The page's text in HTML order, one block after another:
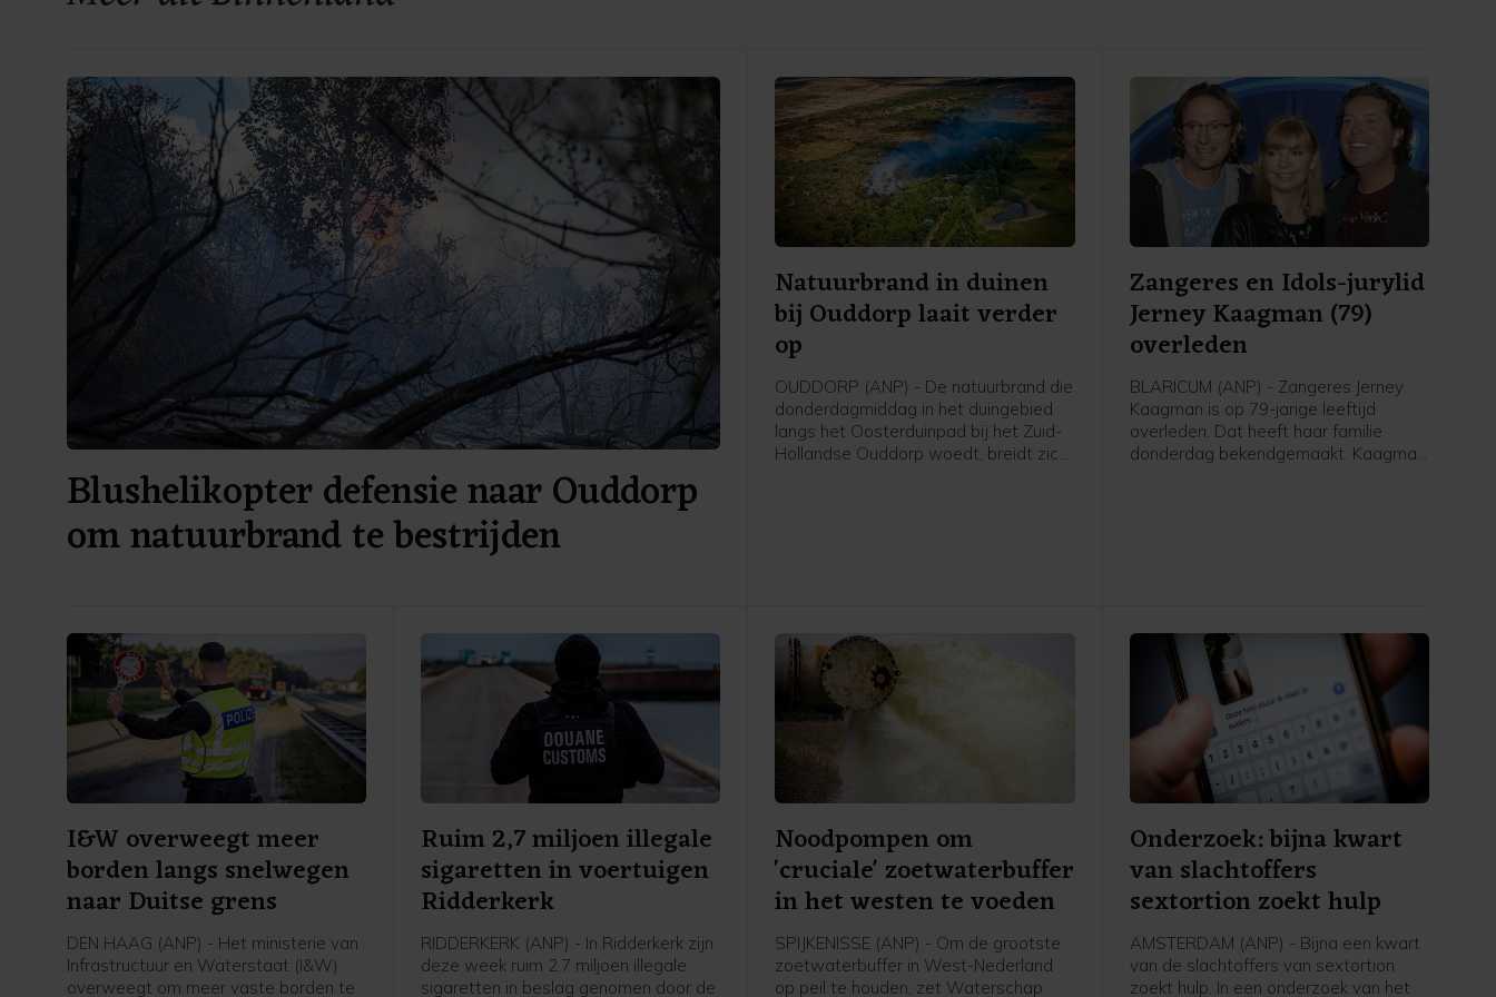
Blushelikopter defensie naar Ouddorp
om natuurbrand te bestrijden
Natuurbrand in duinen
bij Ouddorp laait verder
op
OUDDORP (ANP) - De natuurbrand die
donderdagmiddag in het duingebied
langs het Oosterduinpad bij het Zuid-
Hollandse Ouddorp woedt, breidt zich
korpsen uit de regio.
Zangeres en Idols-jurylid
Jerney Kaagman (79)
overleden
BLARICUM (ANP) - Zangeres Jerney
Kaagman is op 79-jarige leeftijd
overleden. Dat heeft haar familie
donderdag bekendgemaakt. Kaagman
I&W overweegt meer
borden langs snelwegen
naar Duitse grens
DEN HAAG (ANP) - Het ministerie van
Infrastructuur en Waterstaat (I&W)
overweegt om meer vaste borden te
Ruim 2,7 miljoen illegale
sigaretten in voertuigen
Ridderkerk
RIDDERKERK (ANP) - In Ridderkerk zijn
deze week ruim 2,7 miljoen illegale
sigaretten in beslag genomen door de
Noodpompen om
'cruciale' zoetwaterbuffer
in het westen te voeden
SPIJKENISSE (ANP) - Om de grootste
zoetwaterbuffer in West-Nederland
op peil te houden, zet Waterschap
Onderzoek: bijna kwart
van slachtoffers
sextortion zoekt hulp
AMSTERDAM (ANP) - Bijna een kwart
van de slachtoffers van sextortion
zoekt hulp. In een onderzoek van het